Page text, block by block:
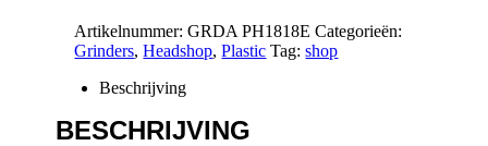
Artikelnummer:GRDA PH1818E Categorieën:
Grinders,Headshop,Plastic Tag:shop
Beschrijving
BESCHRIJVING